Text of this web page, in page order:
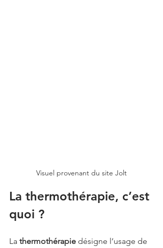
Visuel provenant du site Jolt
La thermothérapie, c’est
quoi ?
La thermothérapie désigne l’usage de